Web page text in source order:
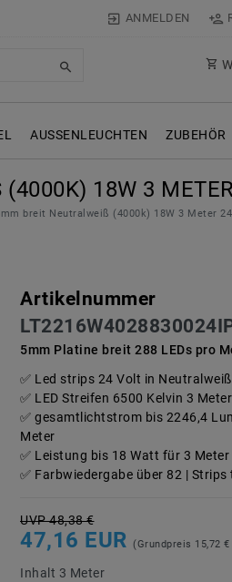
ANMELDEN
AUSSENLEUCHTEN ZUBEHÖR
18W 3
breit Neutralweiß (4000k) 18W 3 Meter
Artikelnummer
5mm Platine breit 288 LEDs pro
Led strips 24 Volt in
LED Streifen 6500 Kelvin 3 Meter
gesamtlichtstrom bis 2246,4
Meter
Leistung bis 18 Watt für 3
Farbwiedergabe über 82 |
UVP 48,38 €
47,16 EUR (Grundpreis 15,72
Inhalt 3 Meter